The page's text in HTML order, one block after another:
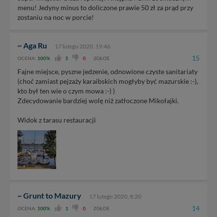
menu! Jedyny minus to doliczone prawie 50 zł za prąd przy
zostaniu na noc w porcie!
~ Aga Ru 17 lutego 2020, 19:46
OCENA: 100% 5 0 ZGŁOŚ 15
Fajne miejsce, pyszne jedzenie, odnowione czyste sanitariaty
(choć zamiast pejzaży karaibskich mogłyby być mazurskie :-),
kto był ten wie o czym mowa :-) )
Zdecydowanie bardziej wolę niż zatłoczone Mikołajki.
Widok z tarasu restauracji
~ Grunt to Mazury 17 lutego 2020, 8:20
OCENA: 100% 1 0 ZGŁOŚ 14